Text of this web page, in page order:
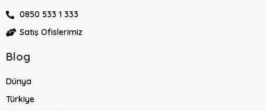
0850 533 1 333
Satış Ofislerimiz
Blog
Dünya
Türkiye